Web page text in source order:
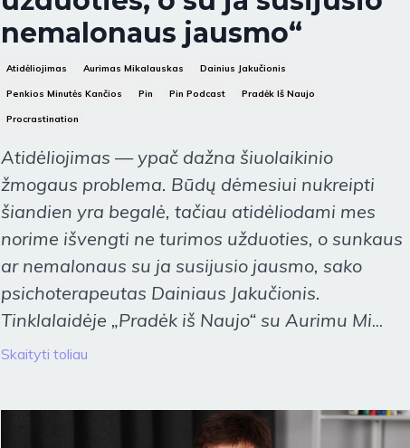
nemalonaus jausmo“
Atidėliojimas Aurimas Mikalauskas Dainius Jakučionis
Penkios Minutės Kančios Pin Pin Podcast Pradėk Iš Naujo
Procrastination
Atidėliojimas — ypač dažna šiuolaikinio
žmogaus problema. Būdų dėmesiui nukreipti
šiandien yra begalė, tačiau atidėliodami mes
norime išvengti ne turimos užduoties, o sunkaus
ar nemalonaus su ja susijusio jausmo, sako
psichoterapeutas Dainiaus Jakučionis.
Tinklalaidėje „Pradėk iš Naujo“ su Aurimu Mi...
Skaityti toliau